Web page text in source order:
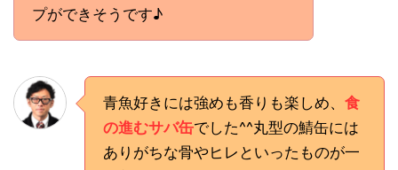
プができそうです♪
青魚好きには強めも香りも楽しめ、 食
の進むサバ缶でした^^丸型の鯖缶には
ありがちな骨やヒレといったものが一